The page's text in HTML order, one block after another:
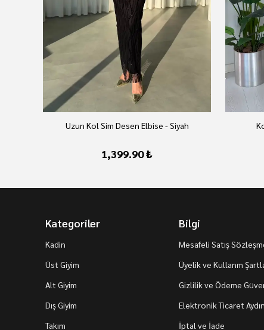
Uzun Kol Sim Desen Elbise - Siyah
1,399.90 ₺
Kategoriler
Kadin
Üst Giyim
Alt Giyim
Dış Giyim
Takım
Bilgi
Mesafeli Satış
Üyelik ve Kullanm
Gizlilik ve Ödeme
Elektronik Ticaret
İptal ve İade